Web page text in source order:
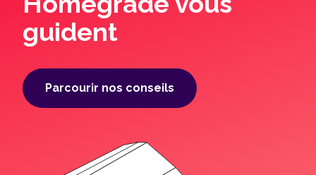
guident
Parcourir nos conseils